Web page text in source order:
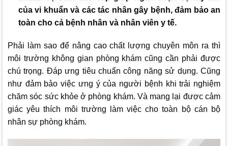
của vi khuẩn và các tác nhân gây bệnh, đảm bảo an
toàn cho cả bệnh nhân và nhân viên y tế.
Phải làm sao để nâng cao chất lượng chuyên môn ra thì
môi trường không gian phòng khám cũng cần phải được
chú trọng. Đáp ưng tiêu chuẩn công năng sử dụng. Cũng
như đảm bảo việc ưng ý của người bệnh khi trải nghiệm
chăm sóc sức khỏe ở phòng khám. Và mang lại được cảm
giác yêu thích môi trường làm việc cho toàn bộ cán bộ
nhân sự phòng khám.